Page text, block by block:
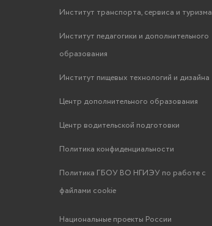
Институт транспорта, сервиса и туризма
Институт педагогики и дополнительного
образования
Институт пищевых технологий и дизайна
Центр дополнительного образования
Центр водительской подготовки
Политика конфиденциальности
Политика ГБОУ ВО НГИЭУ по работе с
файлами cookie
Национальные проекты России